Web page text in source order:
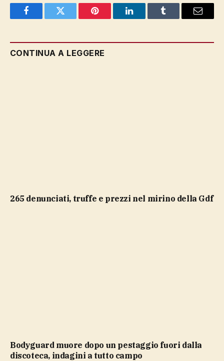
FacebookTwitter Pinterest LinkedInTumblr Email
CONTINUA A LEGGERE
265 denunciati, truffe e prezzi nel mirino della Gdf
Bodyguard muore dopo un pestaggio fuori dalla
discoteca, indagini a tutto campo